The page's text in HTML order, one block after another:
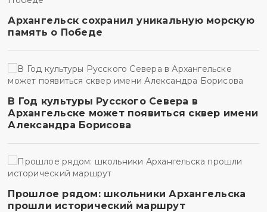
Архангельск сохранил уникальную морскую
память о Победе
В Год культуры Русского Севера в
Архангельске может появиться сквер имени
Александра Борисова
Прошлое рядом: школьники Архангельска
прошли исторический маршрут